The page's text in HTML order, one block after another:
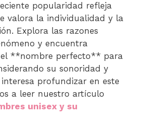
popularidad refleja
valora la individualidad y la
Explora las razones
y encuentra
**nombre perfecto** para
su sonoridad y
profundizar en este
a leer nuestro artículo
unisex y su